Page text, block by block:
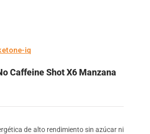
iq
Caffeine Shot X6 Manzana
de alto rendimiento sin azúcar ni